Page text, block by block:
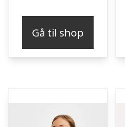
Gå til shop